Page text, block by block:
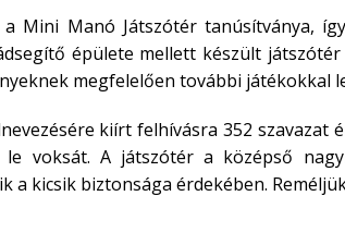
Mini Manó Játszótér tanúsítványa,
épülete mellett készült
megfelelően további játékokkal
kiírt felhívásra 352
voksát. A játszótér a középső
a kicsik biztonsága érdekében.